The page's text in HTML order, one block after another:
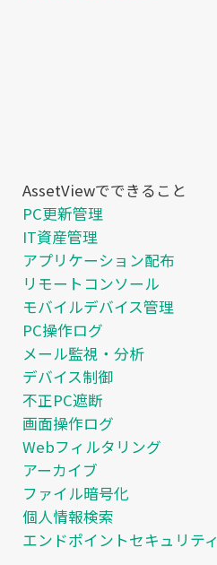
AssetViewでできること
PC更新管理
IT資産管理
アプリケーション配布
リモートコンソール
モバイルデバイス管理
PC操作ログ
メール監視・分析
デバイス制御
不正PC遮断
画面操作ログ
Webフィルタリング
アーカイブ
ファイル暗号化
個人情報検索
エンドポイントセキュリティ